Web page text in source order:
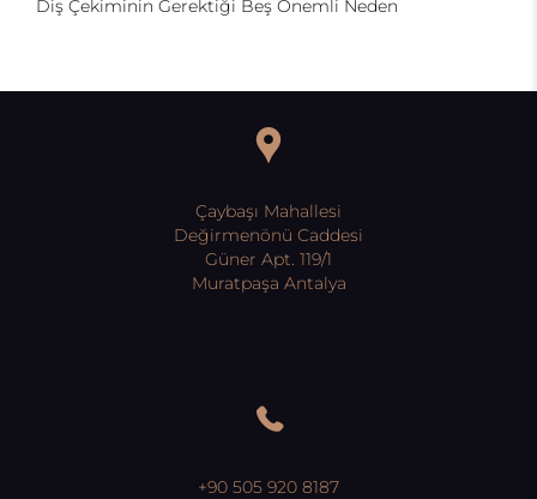
Diş Çekiminin Gerektiği Beş Önemli Neden
Çaybaşı Mahallesi
Değirmenönü Caddesi
Güner Apt. 119/1
Muratpaşa Antalya
+90 505 920 8187